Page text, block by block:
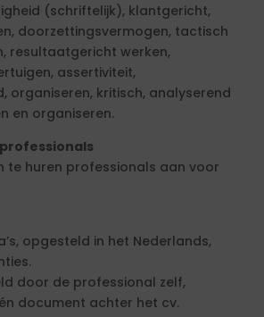
(schriftelijk), klantgericht,
doorzettingsvermogen, tactisch
resultaatgericht werken,
assertiviteit,
organiseren, kritisch, analyserend
en organiseren.
te huren professionals aan voor
opgesteld in het Nederlands,
door de professional zelf,
document achter het cv.